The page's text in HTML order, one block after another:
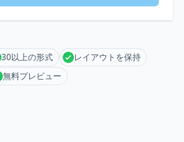
30以上の形式
レイアウトを保持
無料プレビュー